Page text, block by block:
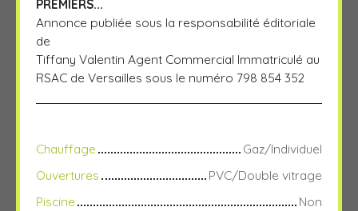
PREMIERS...
Annonce publiée sous la responsabilité éditoriale
de
Tiffany Valentin Agent Commercial Immatriculé au
RSAC de Versailles sous le numéro 798 854 352
Chauffage
Gaz/Individuel
Ouvertures
PVC/Double vitrage
Piscine
Non